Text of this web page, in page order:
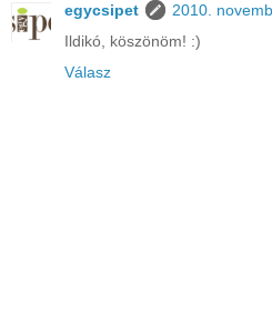
egycsipet
2010.
Ildikó, köszönöm! :)
Válasz